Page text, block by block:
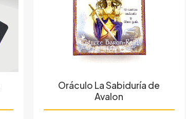
Oráculo La Sabiduría de
Avalon